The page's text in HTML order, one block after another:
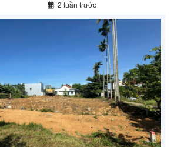
2 tuần trước